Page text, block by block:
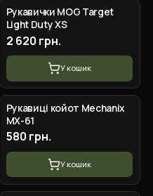
Рукавички MOG Target
Light Duty XS
2 620 грн.
У кошик
+4вар.
Рукавиці койот Mechanix
MX-61
580 грн.
У кошик